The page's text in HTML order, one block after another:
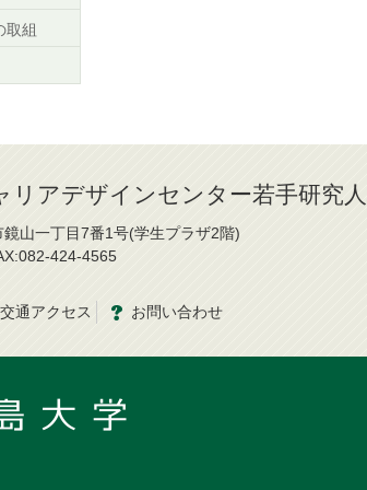
取組
リアデザインセンター若手研究
山一丁目7番1号(学生プラザ2階)
424-4565
交通アクセス お問い合わせ